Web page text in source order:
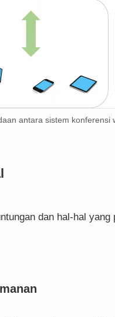
antara sistem
dan hal-hal